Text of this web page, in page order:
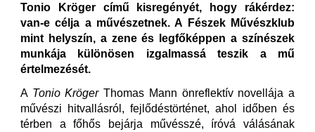
Tonio Kröger című kisregényét, hogy rákérdez:
van-e célja a művészetnek. A Fészek Művészklub
mint helyszín, a zene és legfőképpen a színészek
munkája különösen izgalmassá teszik a mű
értelmezését.
A Tonio KrögerThomas Mann önreflektív novellája a
művészi hitvallásról, fejlődéstörténet, ahol időben és
térben a főhős bejárja művésszé, íróvá válásának